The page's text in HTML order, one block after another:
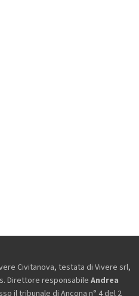
Civitanova, testata di Vivere srl,
Direttore responsabile Andrea
il tribunale di Ancona n° 4 del 2